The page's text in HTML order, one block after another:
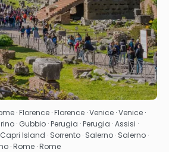
See
· Florence · Florence · Venice · Venice ·
· Gubbio · Perugia · Perugia · Assisi ·
Island · Sorrento · Salerno · Salerno ·
· Rome · Rome